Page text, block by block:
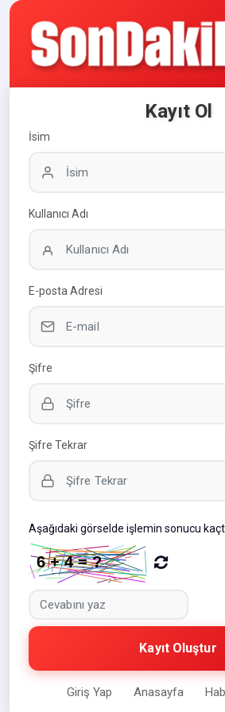
Kayıt Ol
İsim
Kullanıcı Adı
E-posta Adresi
Şifre
Şifre Tekrar
Aşağıdaki görselde işlemin sonucu
Kayıt Oluştur
Giriş Yap Anasayfa